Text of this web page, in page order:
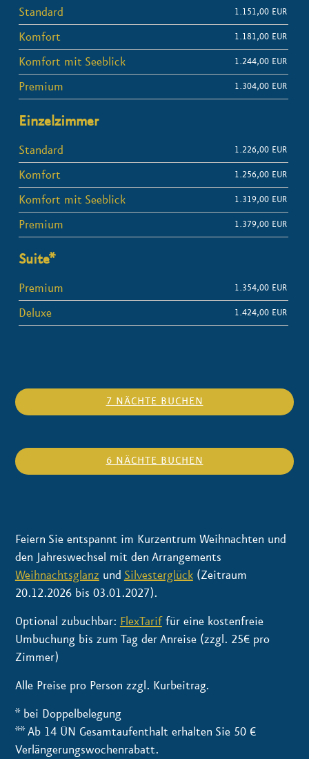
F
e
d
e
e
Standard
Komfort
Komfort mit Seeblick
Premium
1.151,00 EUR
1.181,00 EUR
1.244,00 EUR
1.304,00 EUR
Einzelzimmer
Standard
Komfort
Komfort mit Seeblick
Premium
1.226,00 EUR
1.256,00 EUR
1.319,00 EUR
1.379,00 EUR
Suite*
Premium
Deluxe
1.354,00 EUR
1.424,00 EUR
7 NÄCHTE BUCHEN
6 NÄCHTE BUCHEN
Feiern Sie entspannt im Kurzentrum Weihnachten und
den Jahreswechsel mit den Arrangements
Weihnachtsglanz und Silvesterglück(Zeitraum
20.12.2026 bis 03.01.2027).
Optional zubuchbar: FlexTariffür eine kostenfreie
Umbuchung bis zum Tag der Anreise (zzgl. 25€ pro
Zimmer)
Alle Preise pro Person zzgl. Kurbeitrag.
* bei Doppelbelegung
** Ab 14 ÜN Gesamtaufenthalt erhalten Sie 50 €
Verlängerungswochenrabatt.